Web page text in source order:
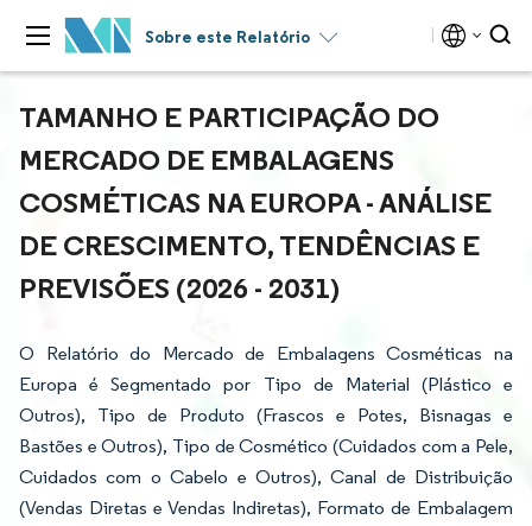
Sobre este Relatório
TAMANHO E PARTICIPAÇÃO DO
MERCADO DE EMBALAGENS
COSMÉTICAS NA EUROPA - ANÁLISE
DE CRESCIMENTO, TENDÊNCIAS E
PREVISÕES (2026 - 2031)
O Relatório do Mercado de Embalagens Cosméticas na
Europa é Segmentado por Tipo de Material (Plástico e
Outros), Tipo de Produto (Frascos e Potes, Bisnagas e
Bastões e Outros), Tipo de Cosmético (Cuidados com a Pele,
Cuidados com o Cabelo e Outros), Canal de Distribuição
(Vendas Diretas e Vendas Indiretas), Formato de Embalagem